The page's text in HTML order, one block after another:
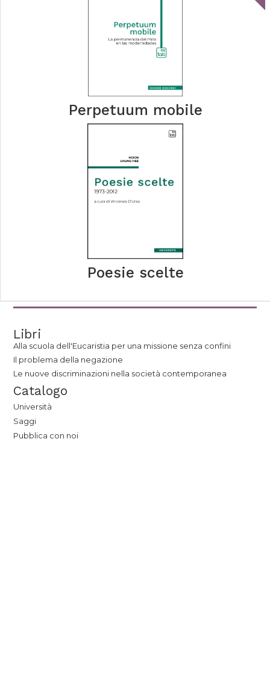
Perpetuum mobile
Poesie scelte
Libri
Alla scuola dell'Eucaristia per una missione senza confini
Il problema della negazione
Le nuove discriminazioni nella società contemporanea
Catalogo
Università
Saggi
Pubblica con noi